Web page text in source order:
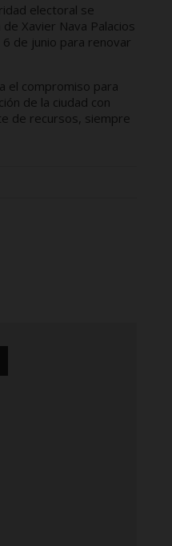
electoral se
Xavier Nava Palacios
de junio para renovar
el compromiso para
de la ciudad con
de recursos, siempre